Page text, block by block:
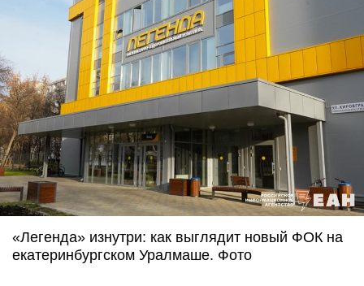
«Легенда» изнутри: как выглядит новый ФОК на
екатеринбургском Уралмаше. Фото